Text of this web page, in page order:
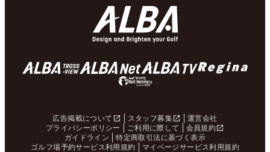
広告掲載について スタッフ募集
運営会社
プライバシーポリシー
ご利用に際して
会員規約
ガイドライン
特定商取引法に基づく表示
ゴルフ場予約サービス利用規約
マイページサービス利用規約